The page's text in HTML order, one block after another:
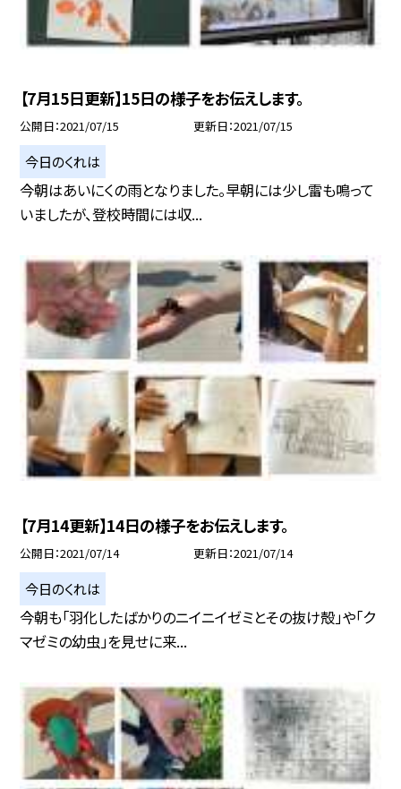
【7月15日更新】15日の様子をお伝えします。
公開日 2021/07/15 更新日 2021/07/15
今日のくれは
今朝はあいにくの雨となりました。早朝には少し雷も鳴って
いましたが、登校時間には収...
【7月14更新】14日の様子をお伝えします。
公開日 2021/07/14 更新日 2021/07/14
今日のくれは
今朝も「羽化したばかりのニイニイゼミとその抜け殻」や「ク
マゼミの幼虫」を見せに来...